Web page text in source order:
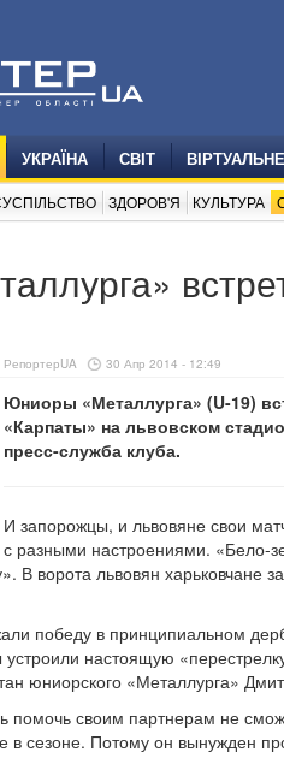
УКРАЇНА СВІТ
ЗДОРОВ'Я КУЛЬТУРА
РепортерUA 30 Апр 2014 - 12:49
Юниоры «Металлурга» (U-19)
«Карпаты» на львовском
пресс-служба клуба.
И запорожцы, и львовяне свои
разными настроениями. «Бело-
В ворота львовян харьковчане
победу в принципиальном
устроили настоящую
юниорского «Металлурга»
помочь своим партнерам не
сезоне. Потому он вынужден